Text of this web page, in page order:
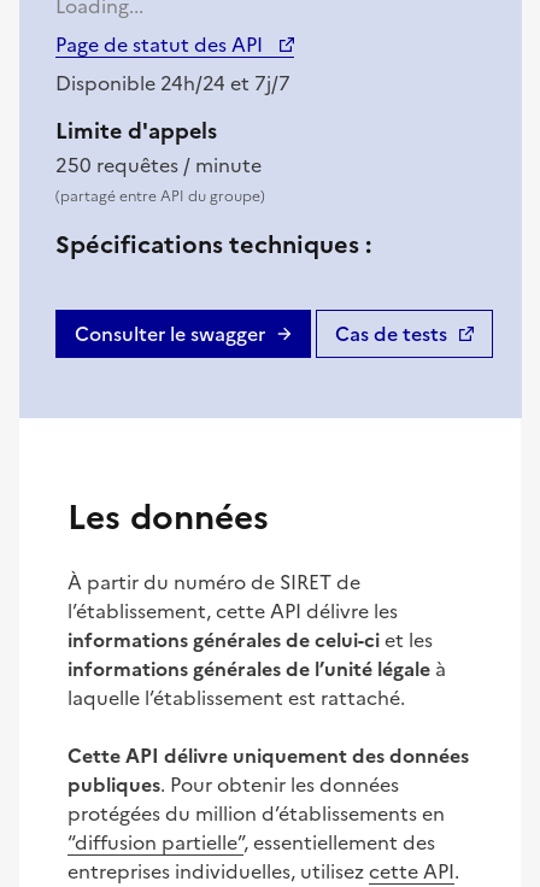
Page de statut des API
(nouvelle fenêtre)
Disponible 24h/24 et 7j/7
Limite d'appels
250 requêtes / minute
(partagé entre API du groupe)
Spécifications techniques :
Consulter le swagger Cas de tests
(nouvelle fenêtre)
Les données
À partir du numéro de SIRET de
l’établissement, cette API délivre les
informations générales de celui-ciet les
informations générales de l’unité légale à
laquelle l’établissement est rattaché.
Cette API délivre uniquement des données
publiques. Pour obtenir les données
protégées du million d’établissements en
“diffusion partielle”, essentiellement des
entreprises individuelles, utilisezcette API.